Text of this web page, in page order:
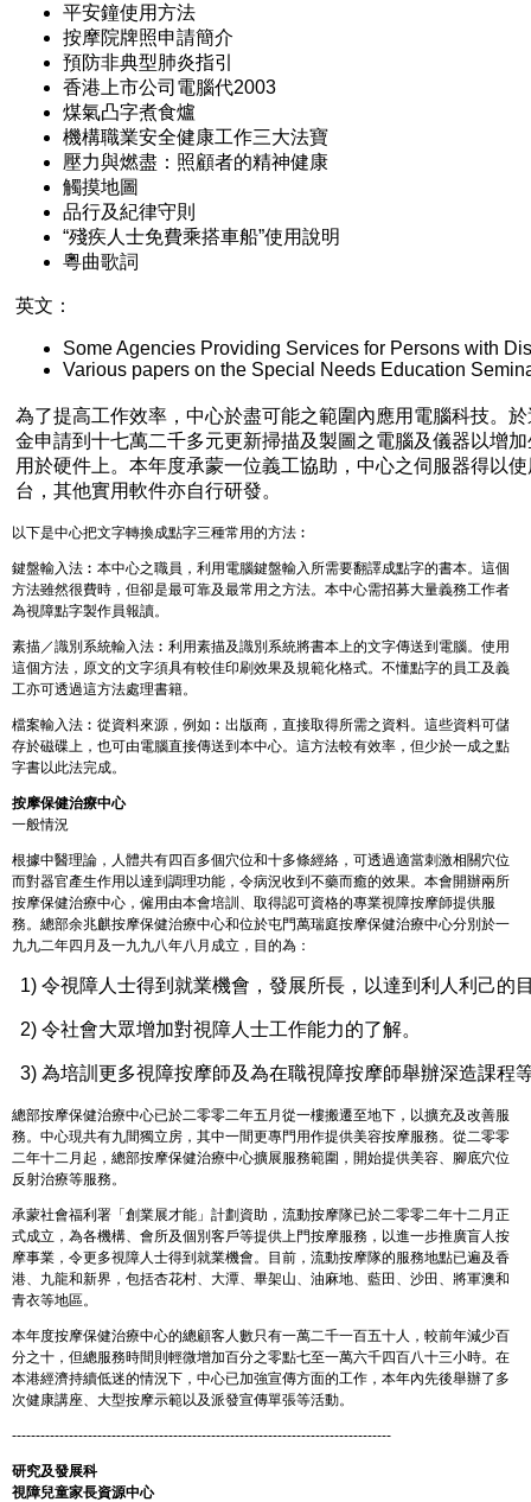
平安鐘使用方法
按摩院牌照申請簡介
預防非典型肺炎指引
香港上市公司電腦代2003
煤氣凸字煮食爐
機構職業安全健康工作三大法寶
壓力與燃盡：照顧者的精神健康
觸摸地圖
品行及紀律守則
“殘疾人士免費乘搭車船”使用說明
粵曲歌詞
英文：
Some Agencies Providing Services for Persons with
Various papers on the Special Needs Education
為了提高工作效率，中心於盡可能之範圍內應用電腦科技。
金申請到十七萬二千多元更新掃描及製圖之電腦及儀器以增
用於硬件上。本年度承蒙一位義工協助，中心之伺服器得以
台，其他實用軟件亦自行研發。
以下是中心把文字轉換成點字三種常用的方法︰
鍵盤輸入法︰本中心之職員，利用電腦鍵盤輸入所需要翻譯成點字的書本。這個
方法雖然很費時，但卻是最可靠及最常用之方法。本中心需招募大量義務工作者
為視障點字製作員報讀。
素描／識別系統輸入法︰利用素描及識別系統將書本上的文字傳送到電腦。使用
這個方法，原文的文字須具有較佳印刷效果及規範化格式。不懂點字的員工及義
工亦可透過這方法處理書籍。
檔案輸入法︰從資料來源，例如︰出版商，直接取得所需之資料。這些資料可儲
存於磁碟上，也可由電腦直接傳送到本中心。這方法較有效率，但少於一成之點
字書以此法完成。
按摩保健治療中心
一般情況
根據中醫理論，人體共有四百多個穴位和十多條經絡，可透過適當刺激相關穴位
而對器官產生作用以達到調理功能，令病況收到不藥而癒的效果。本會開辦兩所
按摩保健治療中心，僱用由本會培訓、取得認可資格的專業視障按摩師提供服
務。總部余兆麒按摩保健治療中心和位於屯門萬瑞庭按摩保健治療中心分別於一
九九二年四月及一九九八年八月成立，目的為：
1) 令視障人士得到就業機會，發展所長，以達到利人利己的
2) 令社會大眾增加對視障人士工作能力的了解。
3) 為培訓更多視障按摩師及為在職視障按摩師舉辦深造課程
總部按摩保健治療中心已於二零零二年五月從一樓搬遷至地下，以擴充及改善服
務。中心現共有九間獨立房，其中一間更專門用作提供美容按摩服務。從二零零
二年十二月起，總部按摩保健治療中心擴展服務範圍，開始提供美容、腳底穴位
反射治療等服務。
承蒙社會福利署「創業展才能」計劃資助，流動按摩隊已於二零零二年十二月正
式成立，為各機構、會所及個別客戶等提供上門按摩服務，以進一步推廣盲人按
摩事業，令更多視障人士得到就業機會。目前，流動按摩隊的服務地點已遍及香
港、九龍和新界，包括杏花村、大潭、畢架山、油麻地、藍田、沙田、將軍澳和
青衣等地區。
本年度按摩保健治療中心的總顧客人數只有一萬二千一百五十人，較前年減少百
分之十，但總服務時間則輕微增加百分之零點七至一萬六千四百八十三小時。在
本港經濟持續低迷的情況下，中心已加強宣傳方面的工作，本年內先後舉辦了多
次健康講座、大型按摩示範以及派發宣傳單張等活動。
--------------------------------------------------------------------------------
研究及發展科
視障兒童家長資源中心